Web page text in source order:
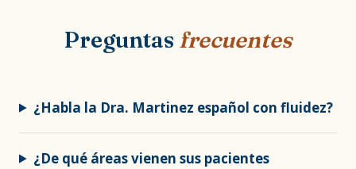
Preguntas frecuentes
¿Habla la Dra. Martinez español con fluidez?
¿De qué áreas vienen sus pacientes